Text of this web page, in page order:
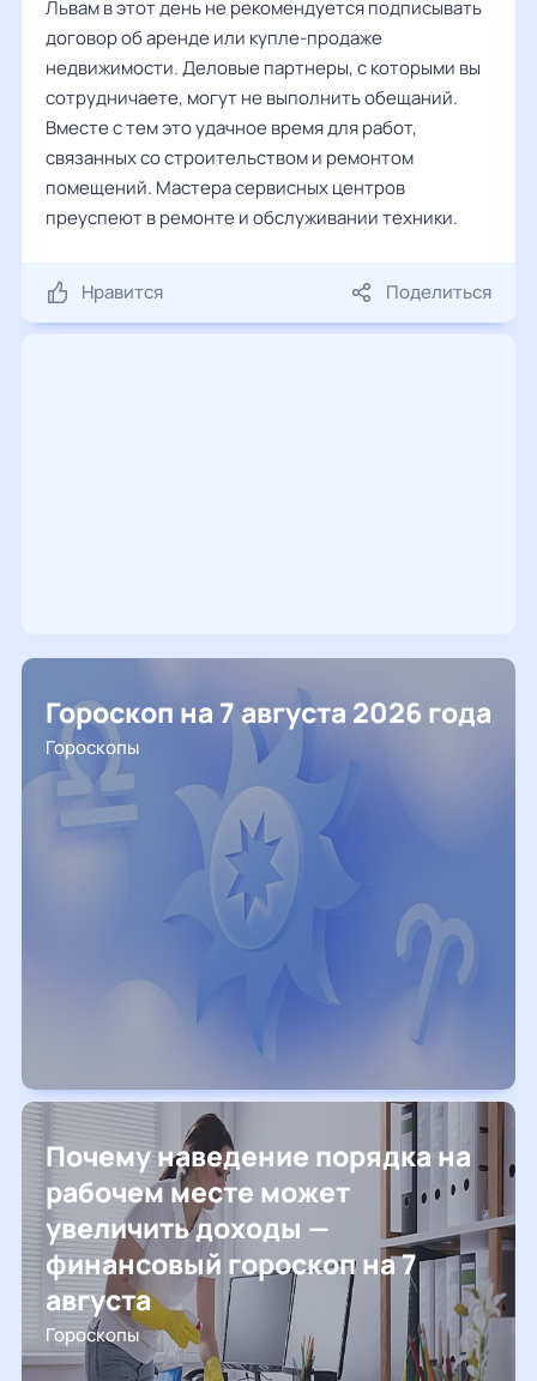
Львам в этот день не рекомендуется подписывать
договор об аренде или купле-продаже
недвижимости. Деловые партнеры, с которыми вы
сотрудничаете, могут не выполнить обещаний.
Вместе с тем это удачное время для работ,
связанных со строительством и ремонтом
помещений. Мастера сервисных центров
преуспеют в ремонте и обслуживании техники.
Нравится Поделиться
Гороскоп на 7 августа 2026 года
Гороскопы
Почему наведение порядка на
рабочем месте может
увеличить доходы —
финансовый гороскоп на 7
августа
Гороскопы